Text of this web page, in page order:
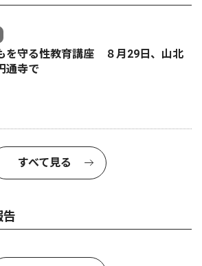
を守る性教育講座 ８月29日、山北
通寺で
すべて見る
告